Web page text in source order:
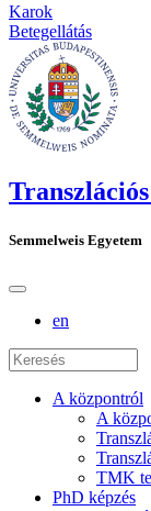
Karok
Betegellátás
Semmelweis Egyetem
en
A központról
A
TMK
PhD képzés